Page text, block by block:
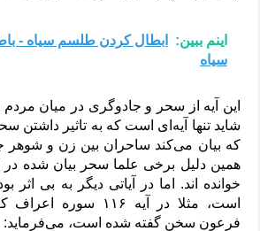
اینم ببین:
ابطال کردن طلسم سیاه -
سیاه
این آیه از سحر و جادوگری در میان
شاید تنها آیه‌ای است که به تاثیر داشتن
که بیان می‌کند ساحران بین زن و شوهر
همین دلیل برخی علما سحر بیان شده در
خوانده اند. اما در آیاتی دیگر به بی
است، مثلا در آیه ۱۱۶
فرعون سخن گفته شده است، می‌فرماید: